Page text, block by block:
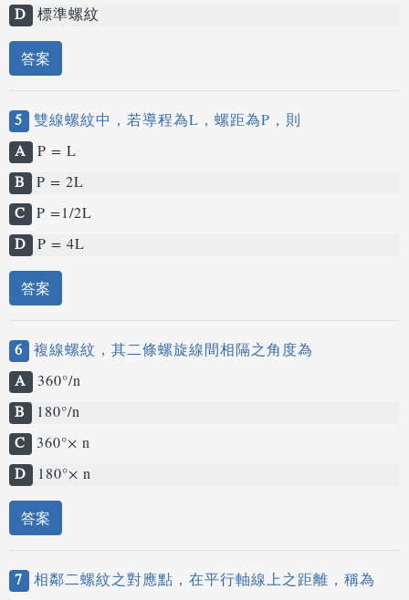
D 標準螺紋
答案
5 雙線螺紋中，若導程為L，螺距為P，則
A P = L
B P = 2L
C P =1/2L
D P = 4L
答案
6 複線螺紋，其二條螺旋線間相隔之角度為
A 360°/n
B
180°/n
C 360°× n
D
180°× n
答案
7 相鄰二螺紋之對應點，在平行軸線上之距離，稱為